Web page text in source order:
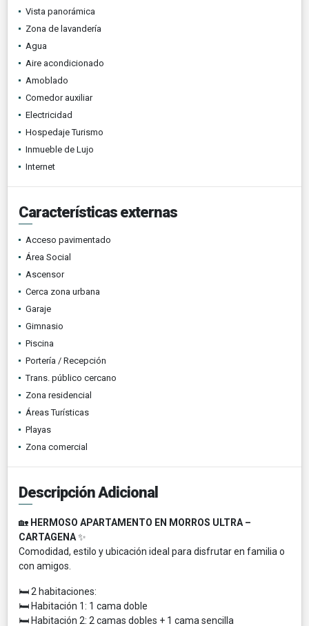
Vista panorámica
Zona de lavandería
Agua
Aire acondicionado
Amoblado
Comedor auxiliar
Electricidad
Hospedaje Turismo
Inmueble de Lujo
Internet
Características externas
Acceso pavimentado
Área Social
Ascensor
Cerca zona urbana
Garaje
Gimnasio
Piscina
Portería / Recepción
Trans. público cercano
Zona residencial
Áreas Turísticas
Playas
Zona comercial
Descripción Adicional
🏡 HERMOSO APARTAMENTO EN MORROS ULTRA –
CARTAGENA✨
Comodidad, estilo y ubicación ideal para disfrutar en familia o
con amigos.
🛏️ 2 habitaciones:
🛏️ Habitación 1: 1 cama doble
🛏️ Habitación 2: 2 camas dobles + 1 cama sencilla